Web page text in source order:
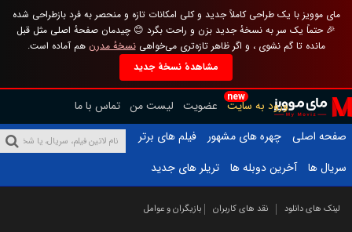
مای موویز با یک طراحی کاملاً جدید و کلی امکانات تازه و منحصر به فرد بازطراحی شده
🎉 حتماً یک سر به نسخهٔ جدید بزن و راحت بگرد 😊 چیدمان صفحهٔ اصلی مثل قبل
مانده تا گم نشوی ، و اگر ظاهر تازه‌تری می‌خواهینسخهٔ مدرن هم آماده است.
مشاهدهٔ نسخهٔ جدید
new
ورود به سایت عضویت لیست من تماس با ما
صفحه اصلی
چهره های مشهور
فیلم های برتر
سریال ها
آخرین دوبله ها تریلر های جدید
لینک های دانلود نقد های کاربران بازیگران و عوامل